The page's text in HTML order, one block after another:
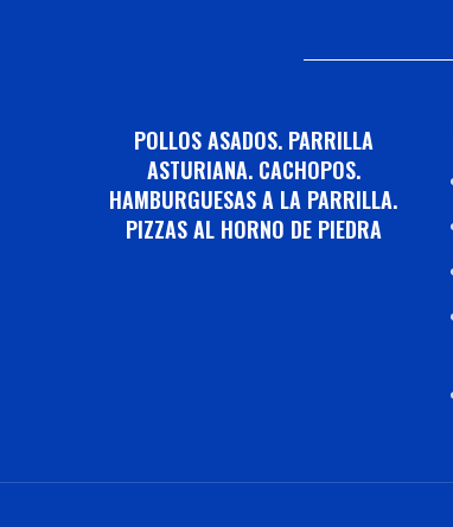
POLLOS ASADOS. PARRILLA
ASTURIANA. CACHOPOS.
HAMBURGUESAS A LA PARRILLA.
PIZZAS AL HORNO DE PIEDRA